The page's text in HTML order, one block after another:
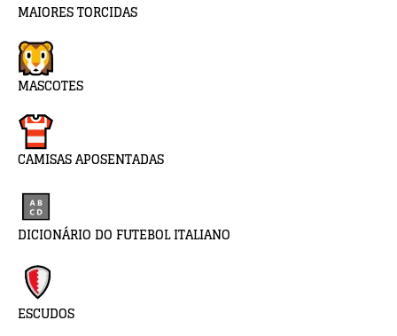
MAIORES TORCIDAS
MASCOTES
CAMISAS APOSENTADAS
DICIONÁRIO DO FUTEBOL ITALIANO
ESCUDOS